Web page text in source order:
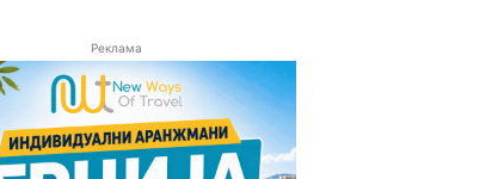
Реклама